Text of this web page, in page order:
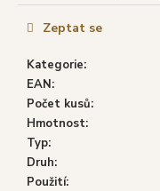
Kategorie:
EAN:
Počet kusů:
Hmotnost:
Typ:
Druh:
Použití:
Zeptat se
DARSHAN
VONNÉ
TYČINKY
BHARATH,
20
KS
19
Kč
Původně:
22
Kč